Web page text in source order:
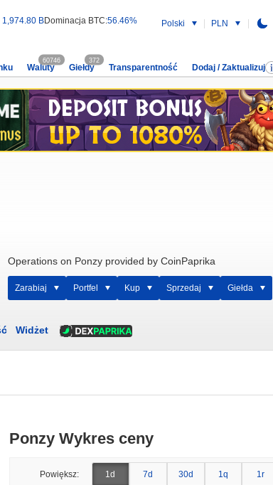
1,974.80 BDominacja BTC:56.46% Polski PLN
Waluty
60746
Giełdy
372
Transparentność Dodaj / Zaktualizuj
Operations on Ponzy provided by CoinPaprika
Zarabiaj Portfel Kup Sprzedaj Giełda
Widżet
Ponzy Wykres ceny
Powiększ: 1d 7d 30d 1q 1r